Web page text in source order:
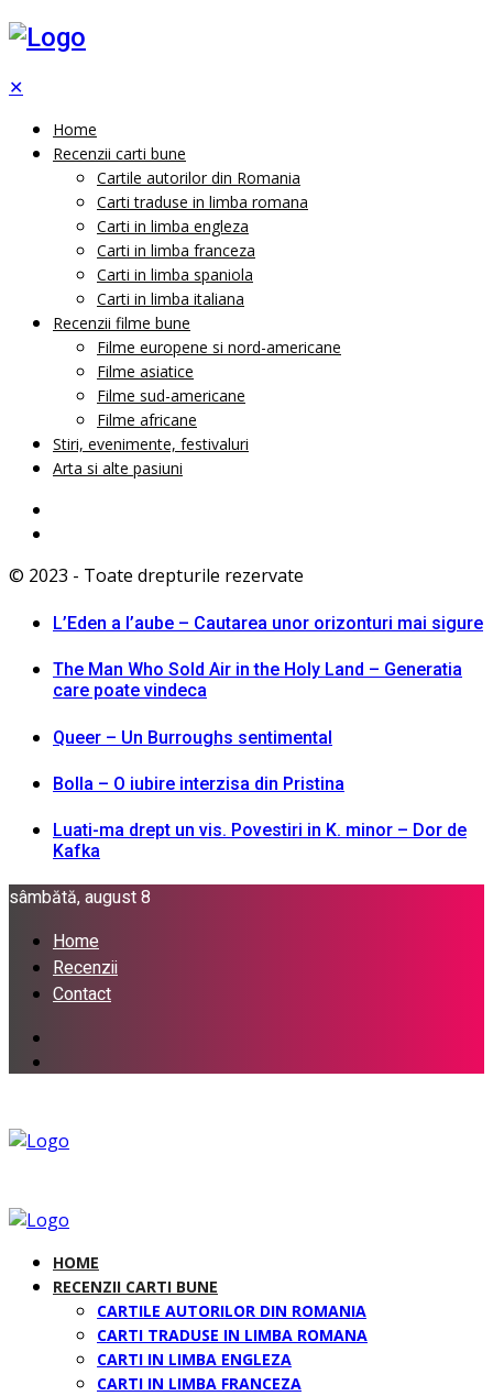
✕
Home
Recenzii carti bune
Cartile autorilor din Romania
Carti traduse in limba romana
Carti in limba engleza
Carti in limba franceza
Carti in limba spaniola
Carti in limba italiana
Recenzii filme bune
Filme europene si nord-americane
Filme asiatice
Filme sud-americane
Filme africane
Stiri, evenimente, festivaluri
Arta si alte pasiuni
© 2023 - Toate drepturile rezervate
L’Eden a I’aube – Cautarea unor orizonturi mai sigure
The Man Who Sold Air in the Holy Land – Generatia
care poate vindeca
Queer – Un Burroughs sentimental
Bolla – O iubire interzisa din Pristina
Luati-ma drept un vis. Povestiri in K. minor – Dor de
Kafka
sâmbătă, august 8
Home
Recenzii
Contact
HOME
RECENZII CARTI BUNE
CARTILE AUTORILOR DIN ROMANIA
CARTI TRADUSE IN LIMBA ROMANA
CARTI IN LIMBA ENGLEZA
CARTI IN LIMBA FRANCEZA